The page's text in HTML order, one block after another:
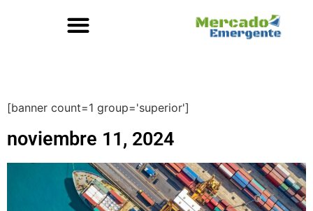
[banner count=1 group='superior']
noviembre 11, 2024